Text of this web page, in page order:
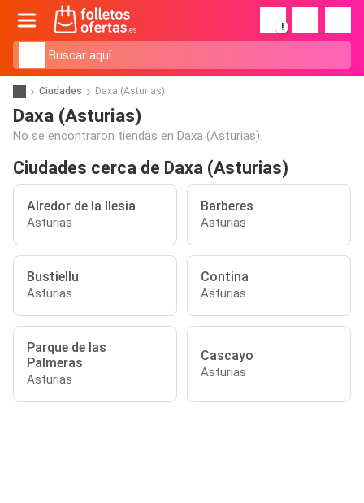
!
Ciudades Daxa (Asturias)
Daxa (Asturias)
No se encontraron tiendas en Daxa (Asturias).
Ciudades cerca de Daxa (Asturias)
Alredor de la Ilesia
Asturias
Barberes
Asturias
Bustiellu
Asturias
Contina
Asturias
Parque de las
Palmeras
Asturias
Cascayo
Asturias